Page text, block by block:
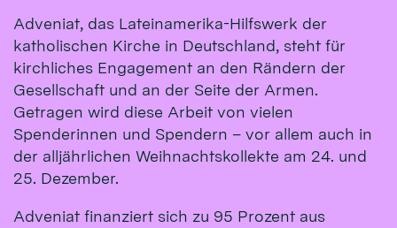
Adveniat, das Lateinamerika-Hilfswerk der
katholischen Kirche in Deutschland, steht für
kirchliches Engagement an den Rändern der
Gesellschaft und an der Seite der Armen.
Getragen wird diese Arbeit von vielen
Spenderinnen und Spendern – vor allem auch in
der alljährlichen Weihnachtskollekte am 24. und
25. Dezember.
Adveniat finanziert sich zu 95 Prozent aus